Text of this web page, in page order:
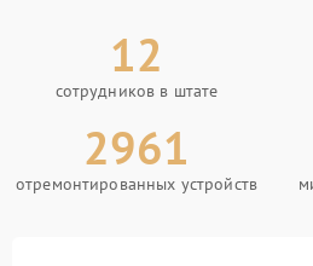
12
сотрудников в штате
2961
отремонтированных устройств